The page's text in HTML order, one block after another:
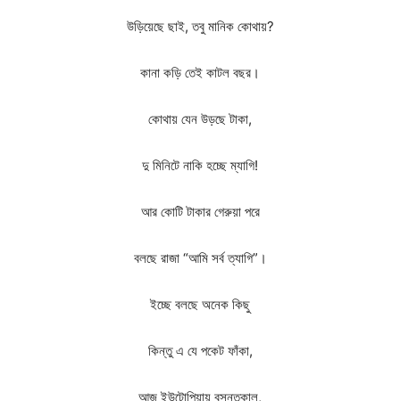
উড়িয়েছে ছাই, তবু মানিক কোথায়?
কানা কড়ি তেই কাটল বছর।
কোথায় যেন উড়ছে টাকা,
দু মিনিটে নাকি হচ্ছে ম্যাগি!
আর কোটি টাকার গেরুয়া পরে
বলছে রাজা “আমি সর্ব ত্যাগি”।
ইচ্ছে বলছে অনেক কিছু
কিন্তু এ যে পকেট ফাঁকা,
আজ ইউটোপিয়ায় বসন্তকাল,